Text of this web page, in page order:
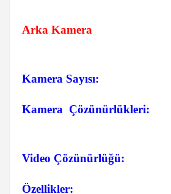
Arka Kamera
Kamera Sayısı:
Kamera Çözünürlükleri:
Video Çözünürlüğü:
Özellikler: